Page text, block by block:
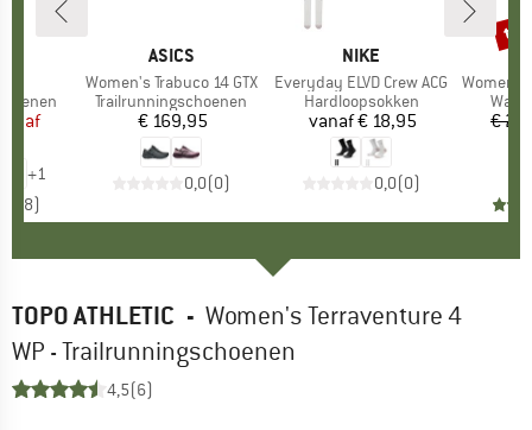
prijs
+1
8)
MERK
ASICS
Artikel
Women's Trabuco 14 GTX
Productgroep
Trailrunningschoenen
Prijs
€ 169,95
0,0(0)
MERK
NIKE
Artikel
Everyday ELVD Crew ACG
Productgroep
Hardloopsokken
Prijs
vanaf€ 18,95
0,0(0)
Artikel
Women's
€
tot
TOPO ATHLETIC - Women's Terraventure 4
WP - Trailrunningschoenen
4,5(6)